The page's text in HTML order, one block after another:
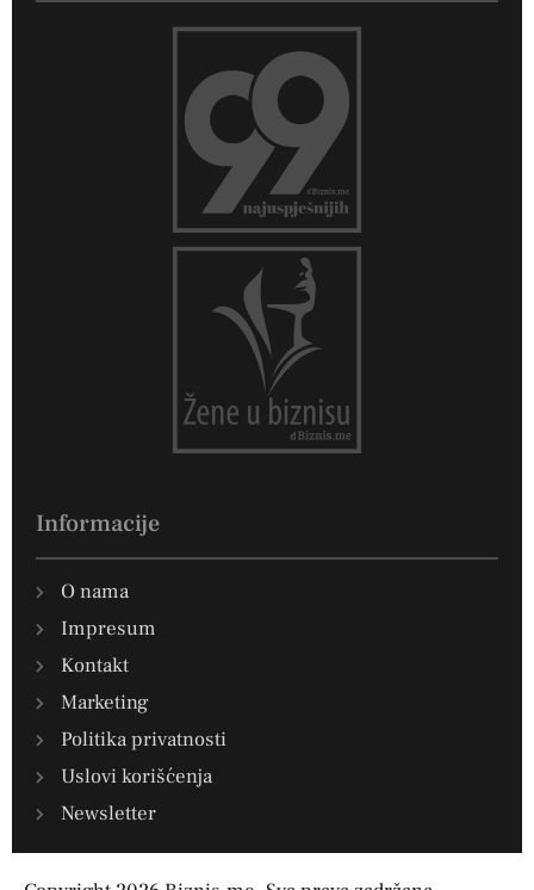
Informacije
O nama
Impresum
Kontakt
Marketing
Politika privatnosti
Uslovi korišćenja
Newsletter